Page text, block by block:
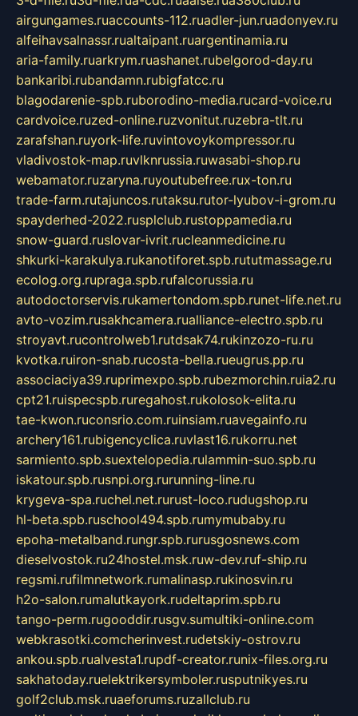
airgungames.ruaccounts-112.ruadler-jun.ruadonyev.ru
alfeihavsalnassr.rualtaipant.ruargentinamia.ru
aria-family.ruarkrym.ruashanet.rubelgorod-day.ru
bankaribi.rubandamn.rubigfatcc.ru
blagodarenie-spb.ruborodino-media.rucard-voice.ru
cardvoice.ruzed-online.ruzvonitut.ruzebra-tlt.ru
zarafshan.ruyork-life.ruvintovoykompressor.ru
vladivostok-map.ruvlknrussia.ruwasabi-shop.ru
webamator.ruzaryna.ruyoutubefree.rux-ton.ru
trade-farm.rutajuncos.rutaksu.rutor-lyubov-i-grom.ru
spayderhed-2022.rusplclub.rustoppamedia.ru
snow-guard.ruslovar-ivrit.rucleanmedicine.ru
shkurki-karakulya.rukanotiforet.spb.rututmassage.ru
ecolog.org.rupraga.spb.rufalcorussia.ru
autodoctorservis.rukamertondom.spb.runet-life.net.ru
avto-vozim.rusakhcamera.rualliance-electro.spb.ru
stroyavt.rucontrolweb1.rutdsak74.rukinzozo-ru.ru
kvotka.ruiron-snab.rucosta-bella.rueugrus.pp.ru
associaciya39.ruprimexpo.spb.rubezmorchin.ruia2.ru
cpt21.ruispecspb.ruregahost.rukolosok-elita.ru
tae-kwon.ruconsrio.com.ruinsiam.ruavegainfo.ru
archery161.rubigencyclica.ruvlast16.rukorru.net
sarmiento.spb.suextelopedia.rulammin-suo.spb.ru
iskatour.spb.rusnpi.org.rurunning-line.ru
krygeva-spa.ruchel.net.rurust-loco.rudugshop.ru
hl-beta.spb.ruschool494.spb.rumymubaby.ru
epoha-metalband.rungr.spb.rurusgosnews.com
dieselvostok.ru24hostel.msk.ruw-dev.ruf-ship.ru
regsmi.rufilmnetwork.rumalinasp.rukinosvin.ru
h2o-salon.rumalutkayork.rudeltaprim.spb.ru
tango-perm.rugooddir.rusgv.sumultiki-online.com
webkrasotki.comcherinvest.rudetskiy-ostrov.ru
ankou.spb.rualvesta1.rupdf-creator.runix-files.org.ru
sakhatoday.ruelektrikersymboler.rusputnikyes.ru
golf2club.msk.ruaeforums.ruzallclub.ru